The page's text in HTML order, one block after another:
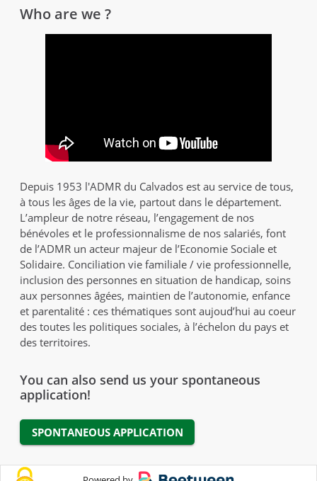
Who are we ?
Depuis 1953 l'ADMR du Calvados est au service de tous,
à tous les âges de la vie, partout dans le département.
L’ampleur de notre réseau, l’engagement de nos
bénévoles et le professionnalisme de nos salariés, font
de l’ADMR un acteur majeur de l’Economie Sociale et
Solidaire. Conciliation vie familiale / vie professionnelle,
inclusion des personnes en situation de handicap, soins
aux personnes âgées, maintien de l’autonomie, enfance
et parentalité : ces thématiques sont aujoud’hui au coeur
des toutes les politiques sociales, à l’échelon du pays et
des territoires.
You can also send us your spontaneous
application!
SPONTANEOUS APPLICATION